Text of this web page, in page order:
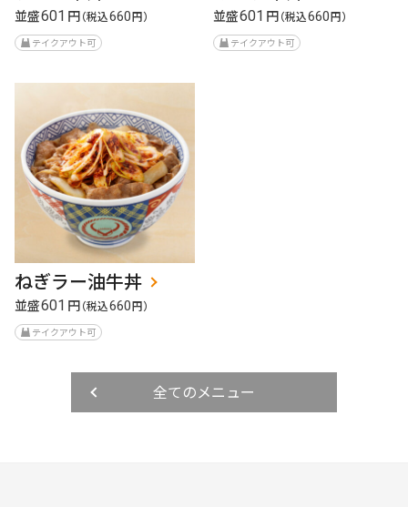
並盛601 円（税込660円）
テイクアウト可
並盛601 円（税込660円）
テイクアウト可
ねぎラー油牛丼
並盛601 円（税込660円）
テイクアウト可
全てのメニュー